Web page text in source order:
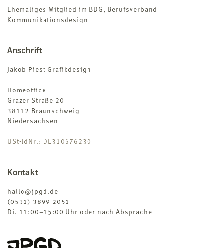
Ehemaliges Mitglied im BDG, Berufsverband
Kommunikationsdesign
Anschrift
Jakob Piest Grafikdesign
Homeoffice
Grazer Straße 20
38112 Braunschweig
Niedersachsen
USt-IdNr.: DE310676230
Kontakt
hallo@jpgd.de
(0531) 3899 2051
Di. 11:00–15:00 Uhr oder nach Absprache